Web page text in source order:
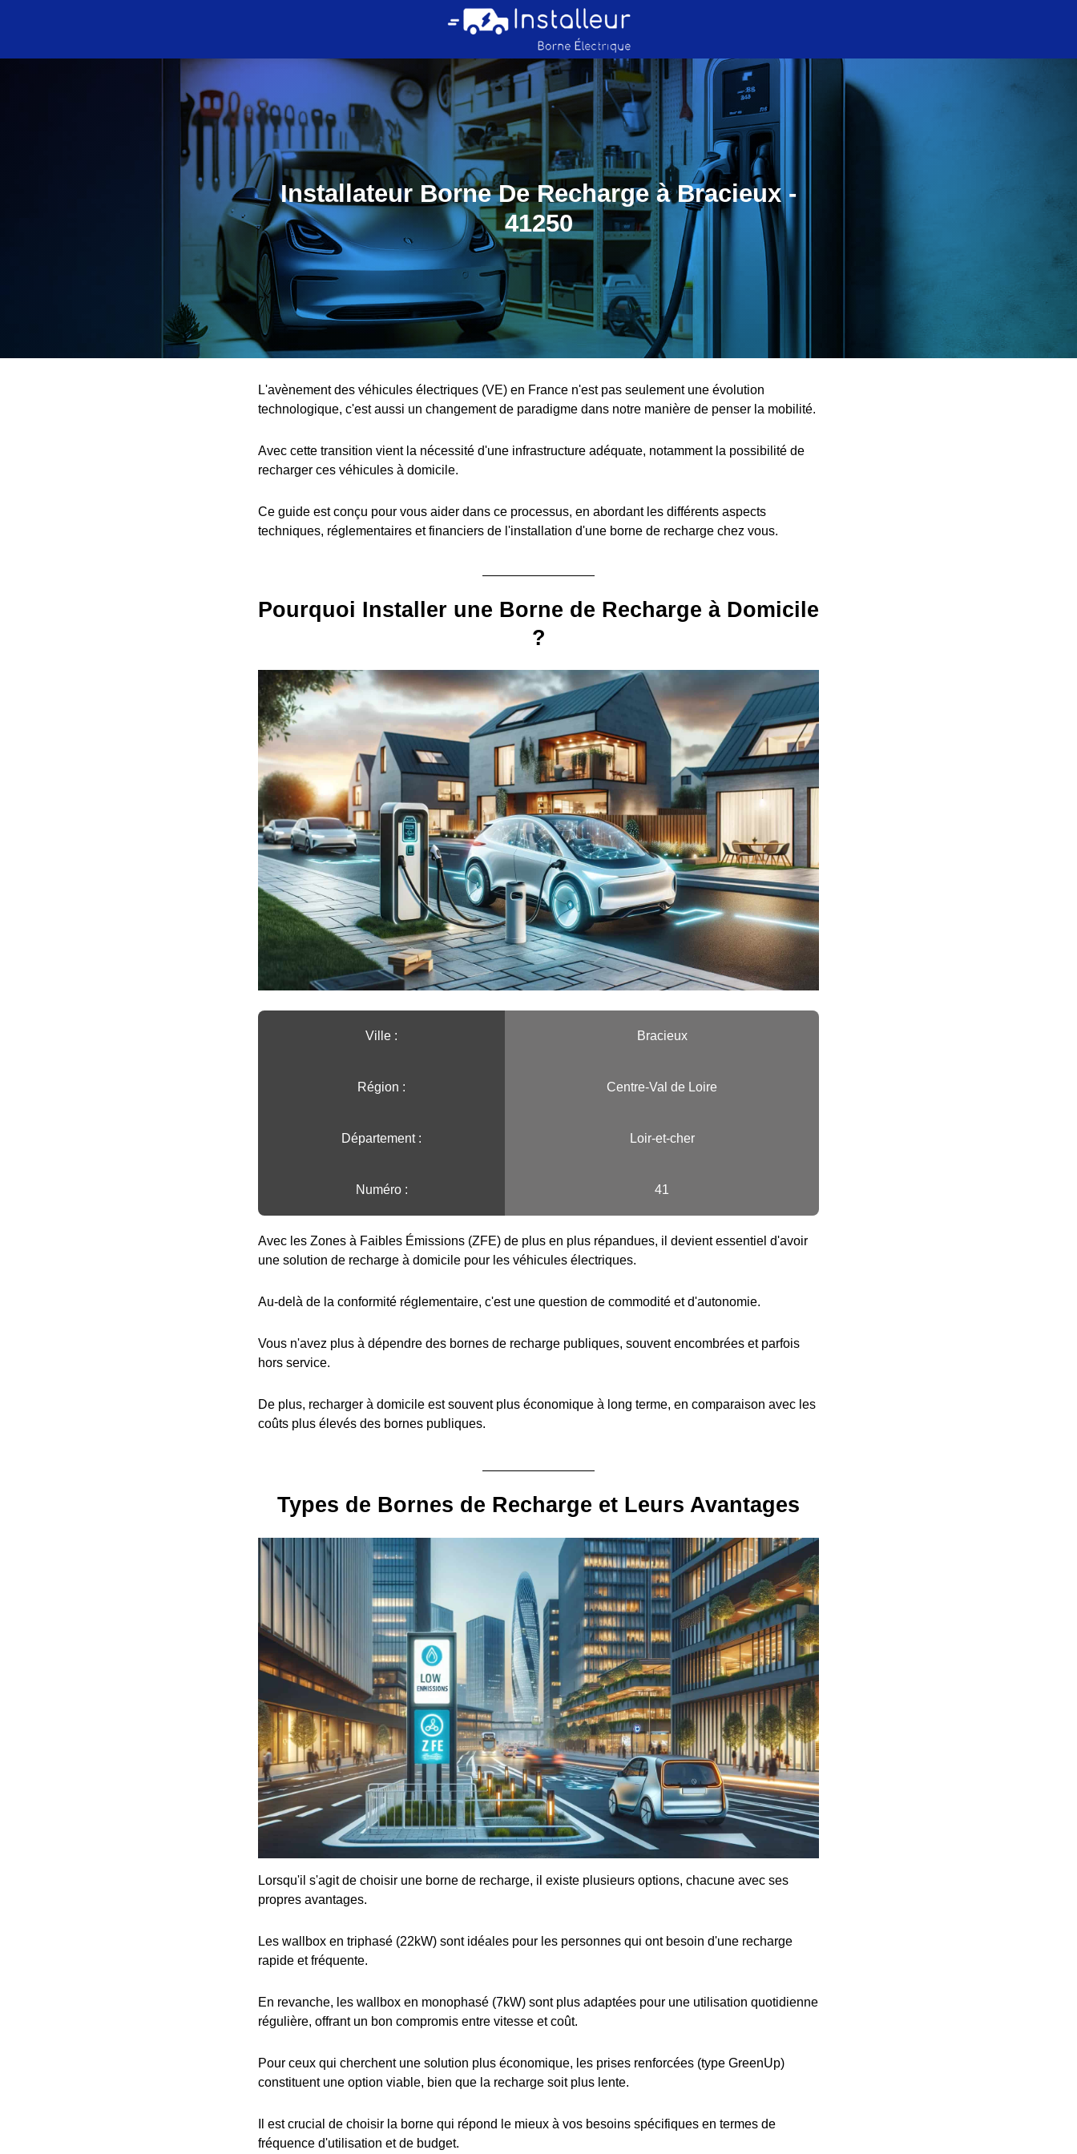
Installateur Borne De Recharge à Bracieux -
41250
L'avènement des véhicules électriques (VE) en France n'est pas seulement une évolution
technologique, c'est aussi un changement de paradigme dans notre manière de penser la mobilité.
Avec cette transition vient la nécessité d'une infrastructure adéquate, notamment la possibilité de
recharger ces véhicules à domicile.
Ce guide est conçu pour vous aider dans ce processus, en abordant les différents aspects
techniques, réglementaires et financiers de l'installation d'une borne de recharge chez vous.
Pourquoi Installer une Borne de Recharge à Domicile
?
Ville :️ Bracieux
Région :️ Centre-Val de Loire
Département : Loir-et-cher
Numéro : 41
Avec les Zones à Faibles Émissions (ZFE) de plus en plus répandues, il devient essentiel d'avoir
une solution de recharge à domicile pour les véhicules électriques.
Au-delà de la conformité réglementaire, c'est une question de commodité et d'autonomie.
Vous n'avez plus à dépendre des bornes de recharge publiques, souvent encombrées et parfois
hors service.
De plus, recharger à domicile est souvent plus économique à long terme, en comparaison avec les
coûts plus élevés des bornes publiques.
Types de Bornes de Recharge et Leurs Avantages
Lorsqu'il s'agit de choisir une borne de recharge, il existe plusieurs options, chacune avec ses
propres avantages.
Les wallbox en triphasé (22kW) sont idéales pour les personnes qui ont besoin d'une recharge
rapide et fréquente.
En revanche, les wallbox en monophasé (7kW) sont plus adaptées pour une utilisation quotidienne
régulière, offrant un bon compromis entre vitesse et coût.
Pour ceux qui cherchent une solution plus économique, les prises renforcées (type GreenUp)
constituent une option viable, bien que la recharge soit plus lente.
Il est crucial de choisir la borne qui répond le mieux à vos besoins spécifiques en termes de
fréquence d'utilisation et de budget.